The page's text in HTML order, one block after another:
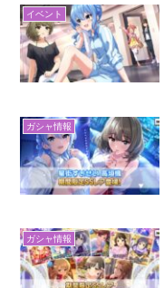
イベント
ガシャ情報
ガシャ情報